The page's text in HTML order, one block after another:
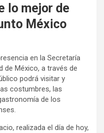
lo mejor de
México
en la Secretaría
de México, a través de
podrá visitar y
costumbres, las
de los
realizada el día de hoy,